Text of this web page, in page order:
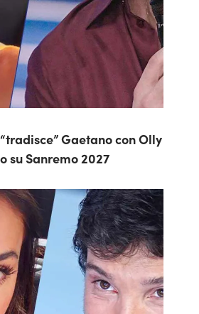
Gaetano con Olly
su Sanremo 2027